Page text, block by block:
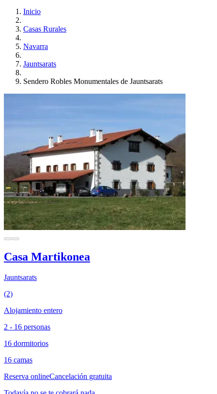
Inicio
Casas Rurales
Navarra
Jauntsarats
Sendero Robles Monumentales de Jauntsarats
Casa Martikonea
Jauntsarats
(2)
Alojamiento entero
2 - 16 personas
16 dormitorios
16 camas
Reserva onlineCancelación gratuita